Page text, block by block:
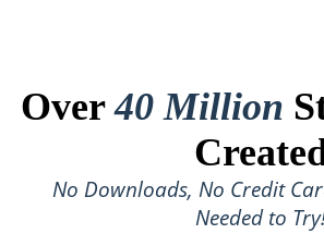
Over40 Million
No Downloads, No Credit
Needed to